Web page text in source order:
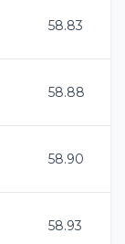
58.83
58.88
58.90
58.93